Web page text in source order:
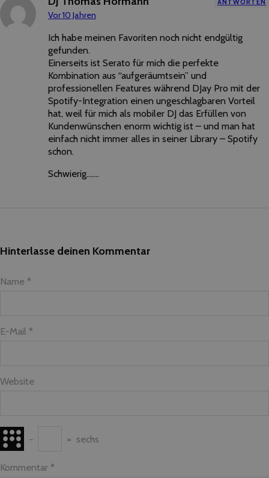
Vor 10 Jahren
ANTWORTEN
Ich habe meinen Favoriten noch nicht endgültig
gefunden.
Einerseits ist Serato für mich die perfekte
Kombination aus “aufgeräumtsein” und
professionellen Features während DJay Pro mit der
Spotify-Integration einen ungeschlagbaren Vorteil
hat, weil für mich als mobiler DJ das Erfüllen von
Kundenwünschen enorm wichtig ist – und man hat
einfach nicht immer alles in seiner Library – Spotify
schon.
Schwierig…….
Hinterlasse deinen Kommentar
Name *
E-Mail *
Website
− = sechs
Kommentar *